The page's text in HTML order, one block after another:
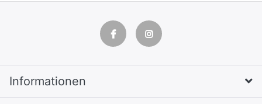
Informationen